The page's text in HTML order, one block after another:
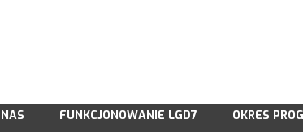
FUNKCJONOWANIE LGD7 OKRES